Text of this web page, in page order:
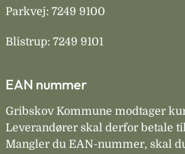
Parkvej: 7249 9100
Blistrup: 7249 9101
EAN nummer
Gribskov Kommune modtager
Leverandører skal derfor betale
Mangler du EAN-nummer, skal